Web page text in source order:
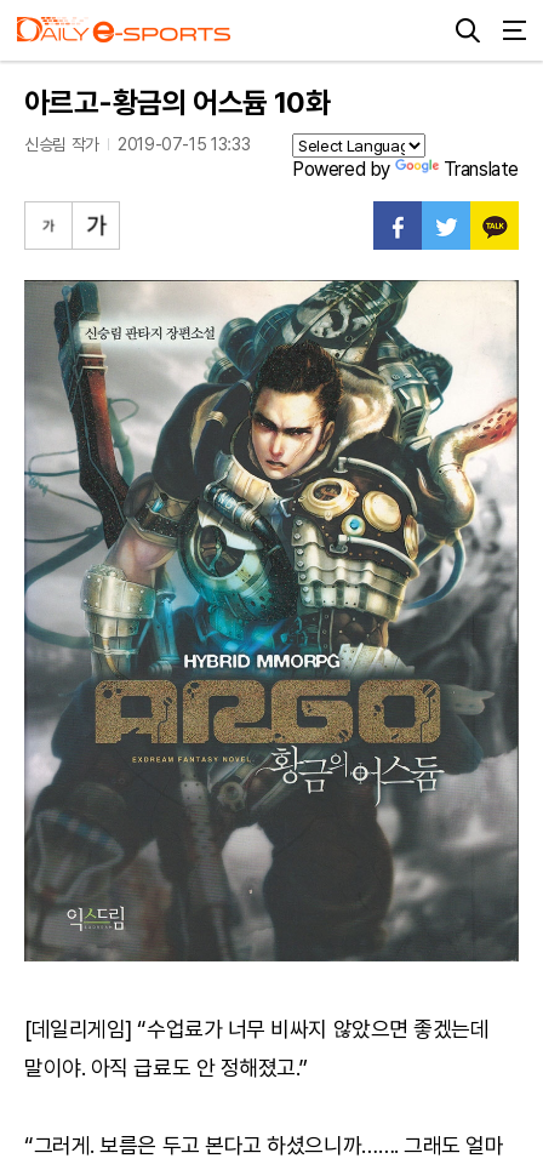
아르고-황금의 어스듐 10화
신승림 작가 2019-07-15 13:33
Powered by Translate
[데일리게임] “수업료가 너무 비싸지 않았으면 좋겠는데
말이야. 아직 급료도 안 정해졌고.”
“그러게. 보름은 두고 본다고 하셨으니까……. 그래도 얼마